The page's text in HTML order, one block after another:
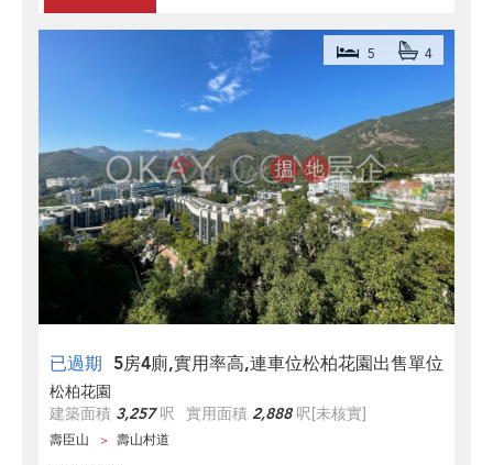
已過期 5房4廁,實用率高,連車位松柏花園出售單位
5 4
松柏花園
建築面積 3,257呎 實用面積 2,888呎[未核實]
壽臣山 壽山村道